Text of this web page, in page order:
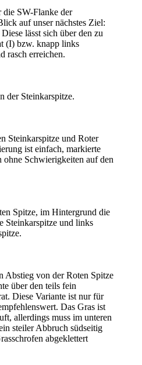
SW-Flanke der
auf unser nächstes Ziel:
lässt sich über den zu
(I) bzw. knapp links
rasch erreichen.
der Steinkarspitze.
Steinkarspitze und Roter
ist einfach, markierte
ohne Schwierigkeiten auf den
Spitze, im Hintergrund die
Steinkarspitze und links
Abstieg von der Roten Spitze
über den teils fein
Diese Variante ist nur für
Das Gras ist
allerdings muss im unteren
steiler Abbruch südseitig
abgeklettert